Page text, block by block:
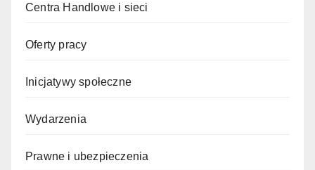
Centra Handlowe i sieci
Oferty pracy
Inicjatywy społeczne
Wydarzenia
Prawne i ubezpieczenia